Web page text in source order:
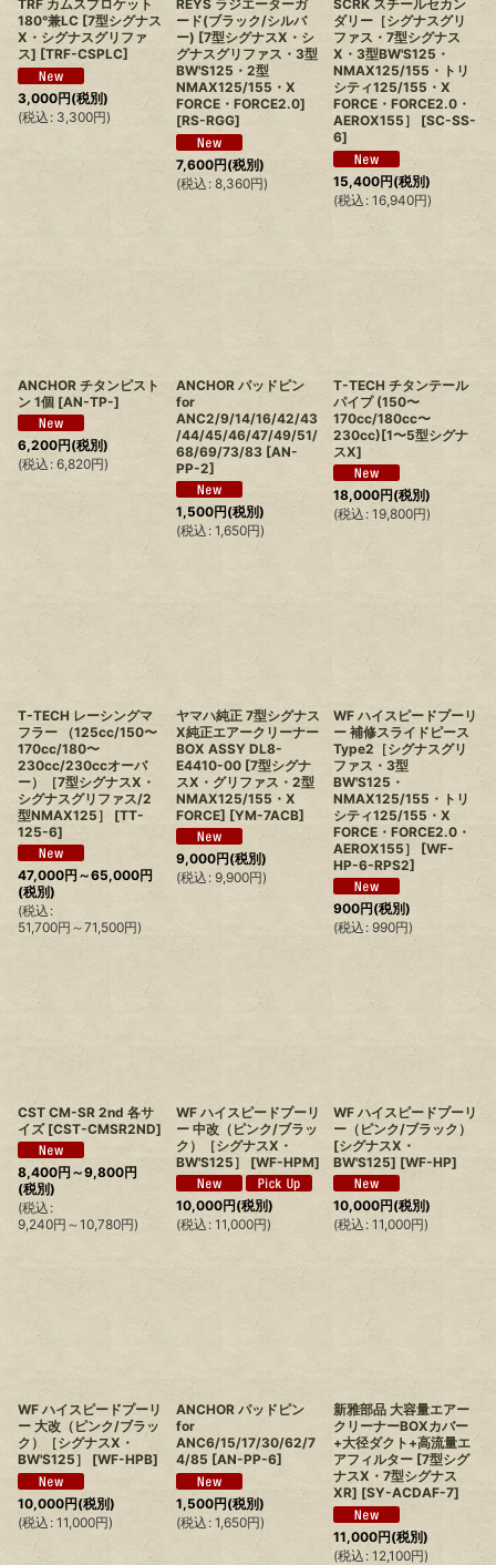
TRF カムスプロケット
180°兼LC [7型シグナス
X・シグナスグリファ
ス] [TRF-CSPLC]
3,000円(税別)
(税込 : 3,300円)
REYS ラジエーターガ
ード(ブラック/シルバ
ー) [7型シグナスX・シ
グナスグリファス・3型
BW'S125・2型
NMAX125/155・X
FORCE・FORCE2.0]
[RS-RGG]
7,600円(税別)
(税込 : 8,360円)
SCRK スチールセカン
ダリー［シグナスグリ
ファス・7型シグナス
X・3型BW'S125・
NMAX125/155・トリ
シティ125/155・X
FORCE・FORCE2.0・
AEROX155］
[SC-SS-
6]
15,400円(税別)
(税込 : 16,940円)
ANCHOR チタンピスト
ン 1個 [AN-TP-]
6,200円(税別)
(税込 : 6,820円)
ANCHOR パッドピン
for
ANC2/9/14/16/42/43
/44/45/46/47/49/51/
68/69/73/83 [AN-
PP-2]
1,500円(税別)
(税込 : 1,650円)
T-TECH チタンテール
パイプ (150〜
170cc/180cc〜
230cc)[1〜5型シグナ
スX]
18,000円(税別)
(税込 : 19,800円)
T-TECH レーシングマ
フラー （125cc/150〜
170cc/180〜
230cc/230ccオーバ
ー）［7型シグナスX・
シグナスグリファス/2
型NMAX125］
[TT-
125-6]
47,000円 ～65,000円
(税別)
(税込 :
51,700円 ～71,500円)
ヤマハ純正 7型シグナス
X純正エアークリーナー
BOX ASSY DL8-
E4410-00 [7型シグナ
スX・グリファス・2型
NMAX125/155・X
FORCE] [YM-7ACB]
9,000円(税別)
(税込 : 9,900円)
WF ハイスピードプーリ
ー 補修スライドピース
Type2［シグナスグリ
ファス・3型
BW'S125・
NMAX125/155・トリ
シティ125/155・X
FORCE・FORCE2.0・
AEROX155］
[WF-
HP-6-RPS2]
900円(税別)
(税込 : 990円)
CST CM-SR 2nd 各サ
イズ [CST-CMSR2ND]
8,400円 ～9,800円
(税別)
(税込 :
9,240円 ～10,780円)
WF ハイスピードプーリ
ー 中改（ピンク/ブラッ
ク）［シグナスX・
BW'S125］
[WF-HPM]
10,000円(税別)
(税込 : 11,000円)
WF ハイスピードプーリ
ー（ピンク/ブラック）
[シグナスX・
BW'S125] [WF-HP]
10,000円(税別)
(税込 : 11,000円)
WF ハイスピードプーリ
ー 大改（ピンク/ブラッ
ク）［シグナスX・
BW'S125］
[WF-HPB]
10,000円(税別)
(税込 : 11,000円)
ANCHOR パッドピン
for
ANC6/15/17/30/62/7
4/85 [AN-PP-6]
1,500円(税別)
(税込 : 1,650円)
新雅部品 大容量エアー
クリーナーBOXカバー
+大径ダクト+高流量エ
アフィルター [7型シグ
ナスX・7型シグナス
XR] [SY-ACDAF-7]
11,000円(税別)
(税込 : 12,100円)